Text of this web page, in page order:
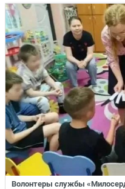
Волонтеры службы